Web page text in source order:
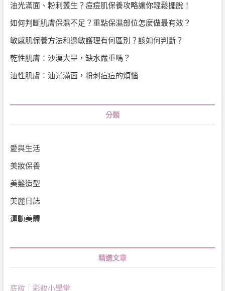
油光滿面、粉刺叢生？痘痘肌保養攻略讓你輕鬆擺脫！
如何判斷肌膚保濕不足？重點保濕部位怎麼做最有效？
敏感肌保養方法和過敏護理有何區別？該如何判斷？
乾性肌膚：沙漠大旱，缺水嚴重嗎？
油性肌膚：油光滿面，粉刺痘痘的煩惱
分類
愛與生活
美妝保養
美髮造型
美麗日誌
運動美體
精選文章
底妝｜彩妝小學堂